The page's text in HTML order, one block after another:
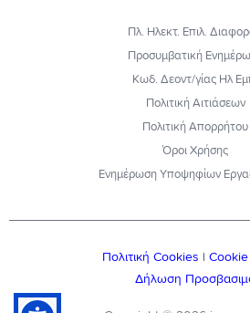
Πλ. Ηλεκτ. Επιλ.
Προσυμβατική
Κωδ. Δεοντ/γίας Ηλ
Πολιτική Αιτιάσεων
Πολιτική Απορρήτου
Όροι Χρήσης
Ενημέρωση Υποψηφίων
Πολιτική Cookies
Δήλωση